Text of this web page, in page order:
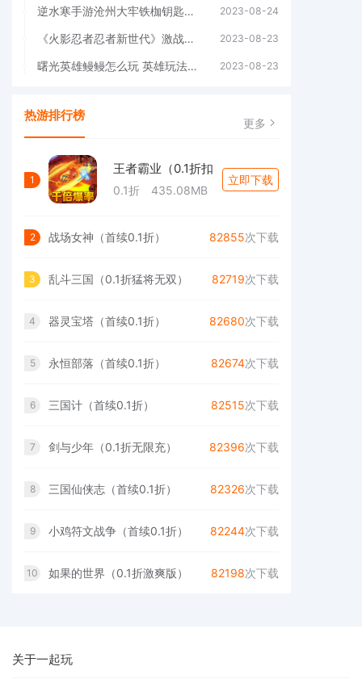
逆水寒手游沧州大牢铁枷钥匙在哪 具体位置分享(逆水寒手游沧州大牢铁枷钥匙) 2023-08-24
《火影忍者忍者新世代》激战九尾玩法介绍&阵容推荐(火影忍者忍者新世代新区开服2023) 2023-08-23
曙光英雄鳗鳗怎么玩 英雄玩法介绍(曙光英雄免费领取5000龙晶) 2023-08-23
热游排行榜 更多
1
王者霸业（0.1折扣
0.1折 435.08MB
立即下载
2 战场女神（首续0.1折） 82855次下载
3 乱斗三国（0.1折猛将无双） 82719次下载
4 器灵宝塔（首续0.1折） 82680次下载
5 永恒部落（首续0.1折） 82674次下载
6 三国计（首续0.1折） 82515次下载
7 剑与少年（0.1折无限充） 82396次下载
8 三国仙侠志（首续0.1折） 82326次下载
9 小鸡符文战争（首续0.1折） 82244次下载
10 如果的世界（0.1折激爽版） 82198次下载
关于一起玩